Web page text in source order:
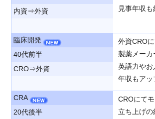
見事年収
内資⇒外資
臨床開発
外資CRO
製薬メー
英語力や
年収もア
40代前半
CRO⇒外資
CRA
CROにて
立ち上げ
20代後半